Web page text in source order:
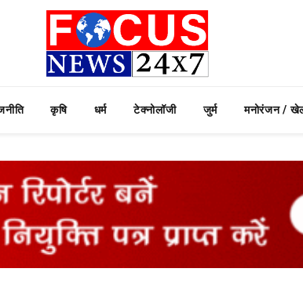
कृषि धर्म टेक्नोलॉजी जुर्म मनोरंजन /